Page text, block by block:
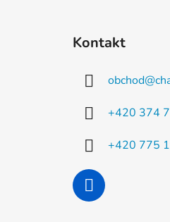
Kontakt
obchod@
+420 374
+420 775